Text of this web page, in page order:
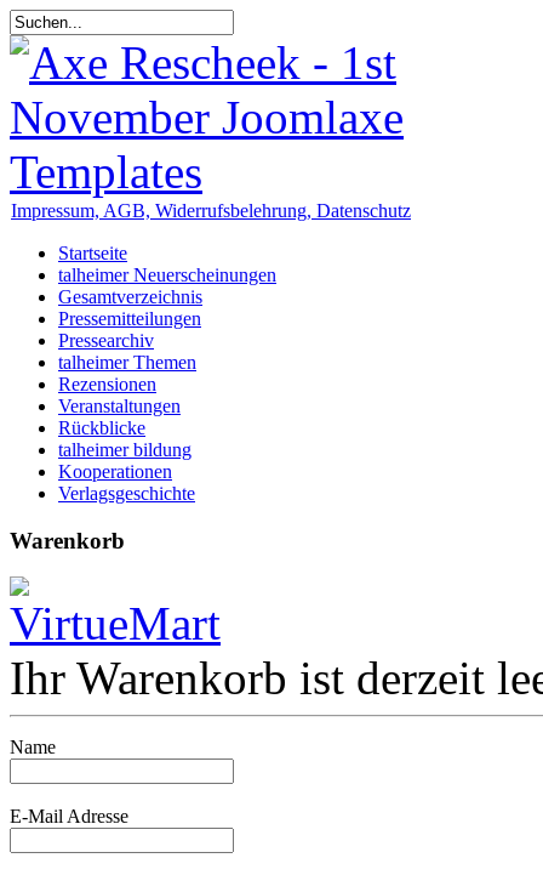
Impressum, AGB, Widerrufsbelehrung, Datenschutz
Startseite
talheimer Neuerscheinungen
Gesamtverzeichnis
Pressemitteilungen
Pressearchiv
talheimer Themen
Rezensionen
Veranstaltungen
Rückblicke
talheimer bildung
Kooperationen
Verlagsgeschichte
Warenkorb
Ihr Warenkorb ist derzeit
Name
E-Mail Adresse